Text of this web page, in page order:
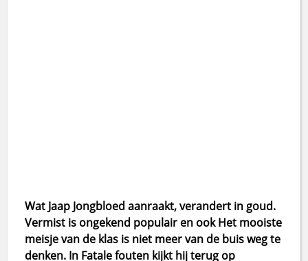
Wat Jaap Jongbloed aanraakt, verandert in goud.
Vermist is ongekend populair en ook Het mooiste
meisje van de klas is niet meer van de buis weg te
denken. In Fatale fouten kijkt hij terug op